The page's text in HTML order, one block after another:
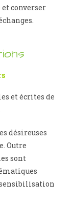
converser
et écrites de
désireuses
Outre
sont
sensibilisation